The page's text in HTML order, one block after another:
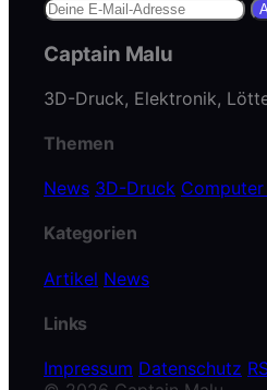
Captain Malu
3D-Druck, Elektronik,
Themen
News 3D-Druck
Kategorien
Artikel News
Links
Impressum Datenschutz